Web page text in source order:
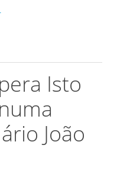
Isto
João